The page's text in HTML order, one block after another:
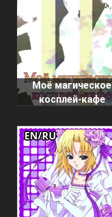
Моё магическое
косплей-кафе
EN/RU